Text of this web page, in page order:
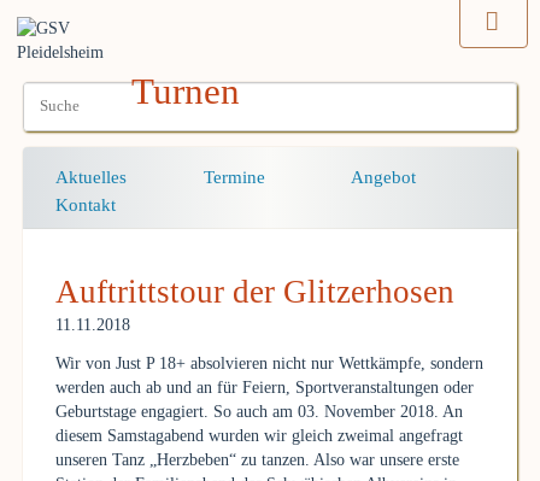
Turnen
Navigation
überspringen
Aktuelles Termine
Angebot
Kontakt
Auftrittstour der Glitzerhosen
11.11.2018
Wir von Just P 18+ absolvieren nicht nur Wettkämpfe, sondern
werden auch ab und an für Feiern, Sportveranstaltungen oder
Geburtstage engagiert. So auch am 03. November 2018. An
diesem Samstagabend wurden wir gleich zweimal angefragt
unseren Tanz „Herzbeben“ zu tanzen. Also war unsere erste